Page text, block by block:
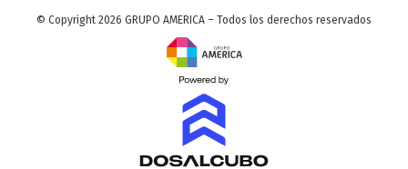
© Copyright 2026 GRUPO AMERICA – Todos los derechos reservados